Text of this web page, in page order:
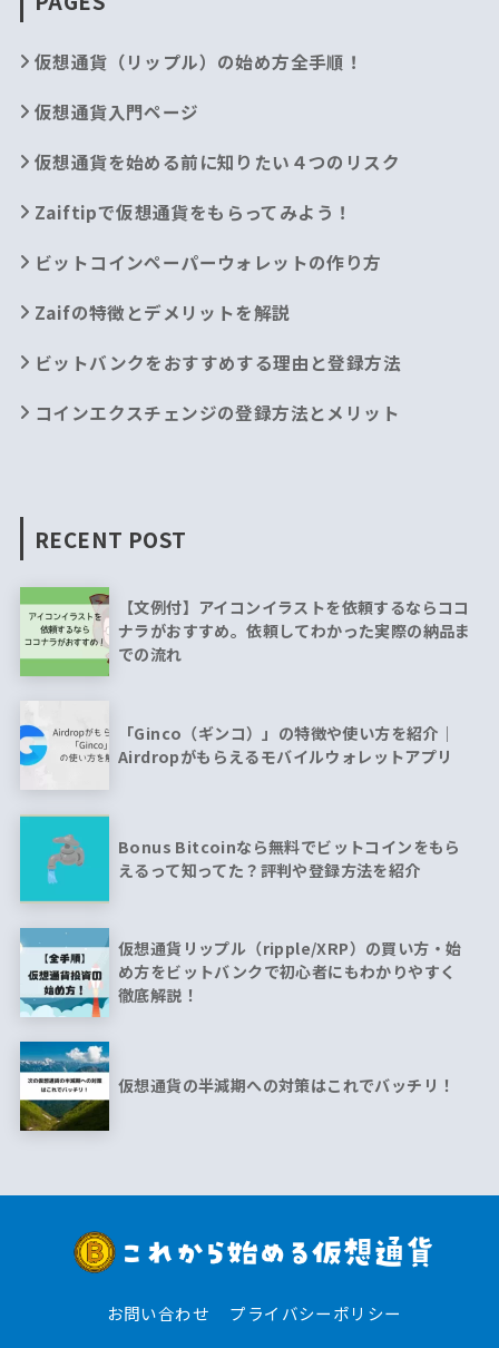
仮想通貨（リップル）の始め方全手順！
仮想通貨入門ページ
仮想通貨を始める前に知りたい４つのリスク
Zaiftipで仮想通貨をもらってみよう！
ビットコインペーパーウォレットの作り方
Zaifの特徴とデメリットを解説
ビットバンクをおすすめする理由と登録方法
コインエクスチェンジの登録方法とメリット
RECENT POST
【文例付】アイコンイラストを依頼するならココ
ナラがおすすめ。依頼してわかった実際の納品ま
での流れ
「Ginco（ギンコ）」の特徴や使い方を紹介｜
Airdropがもらえるモバイルウォレットアプリ
Bonus Bitcoinなら無料でビットコインをもら
えるって知ってた？評判や登録方法を紹介
仮想通貨リップル（ripple/XRP）の買い方・始
め方をビットバンクで初心者にもわかりやすく
徹底解説！
仮想通貨の半減期への対策はこれでバッチリ！
お問い合わせ プライバシーポリシー